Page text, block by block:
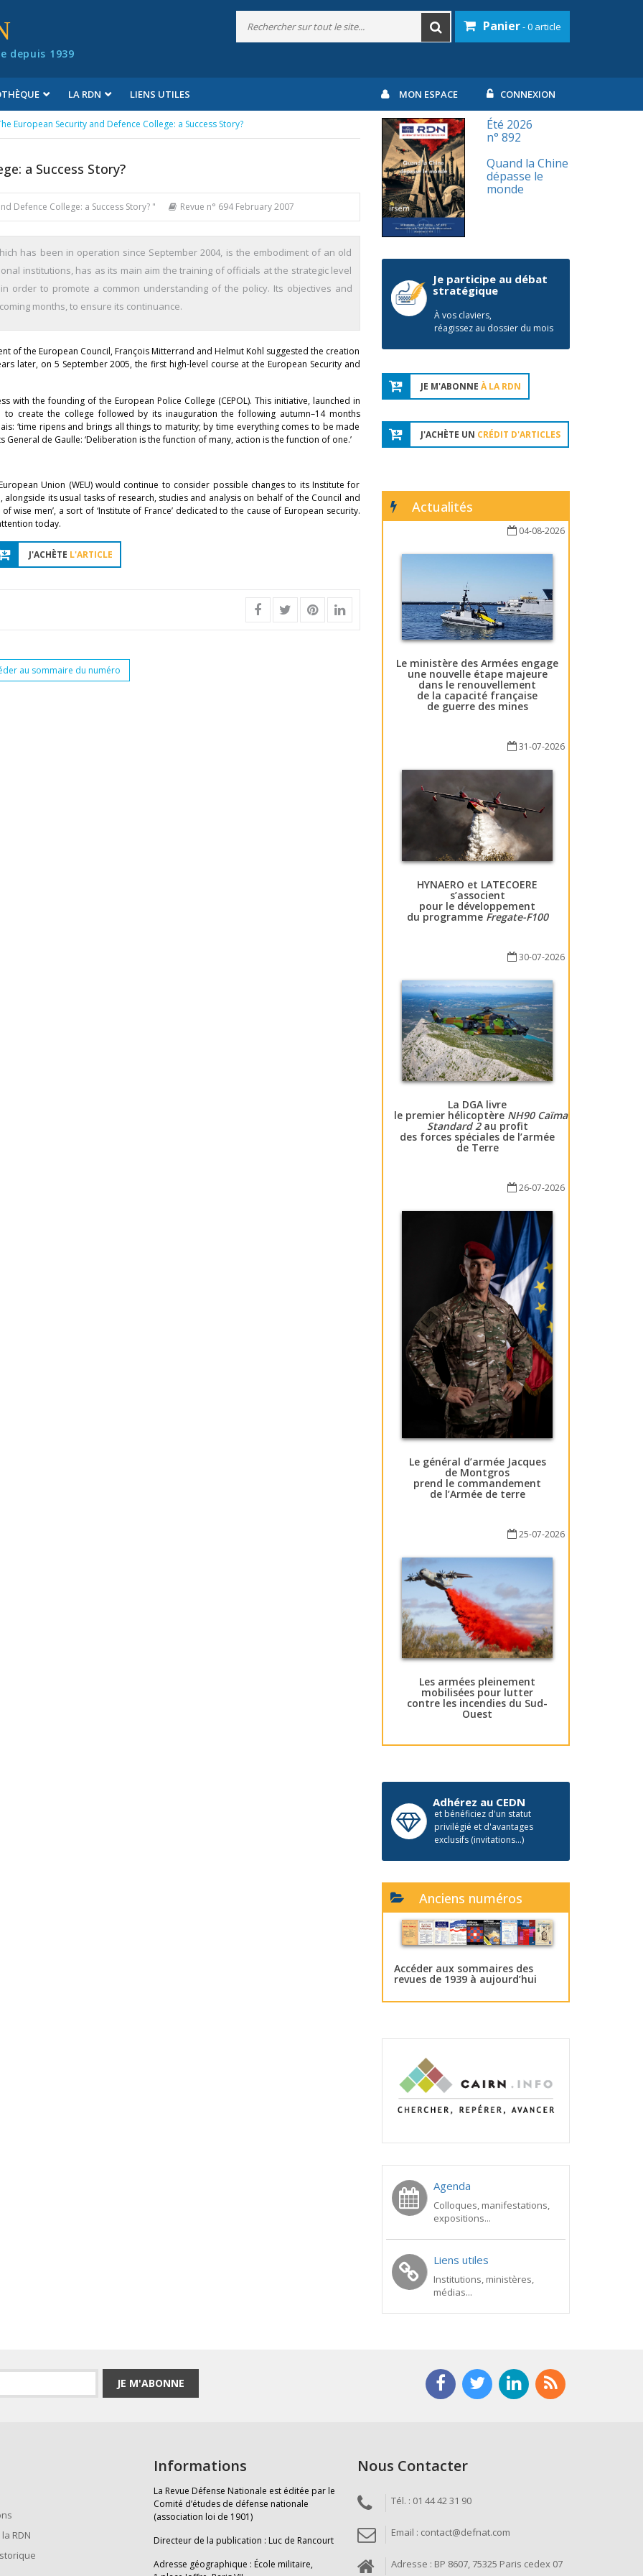
depuis 1939
Panier- 0 article
LA RDN LIENS UTILES MON ESPACE CONNEXION
European Security and Defence College: a Success Story?
a Success Story?
Defence College: a Success Story? " Revue n° 694 February 2007
has been in operation since September 2004, is the embodiment of an old
institutions, has as its main aim the training of officials at the strategic level
order to promote a common understanding of the policy. Its objectives and
months, to ensure its continuance.
of the European Council, François Mitterrand and Helmut Kohl suggested the creation
later, on 5 September 2005, the first high-level course at the European Security and
with the founding of the European Police College (CEPOL). This initiative, launched in
create the college followed by its inauguration the following autumn–14 months
‘time ripens and brings all things to maturity; by time everything comes to be made
de Gaulle: ‘Deliberation is the function of many, action is the function of one.’
Union (WEU) would continue to consider possible changes to its Institute for
its usual tasks of research, studies and analysis on behalf of the Council and
wise men’, a sort of ‘Institute of France’ dedicated to the cause of European security.
today.
J'ACHÈTE L'ARTICLE
au sommaire du numéro
Été 2026
n° 892
Quand la Chine
dépasse le
monde
Je participe au débat
stratégique
À vos claviers,
réagissez au dossier du mois
JE M'ABONNE À LA RDN
J'ACHÈTE UN CRÉDIT D'ARTICLES
Actualités
04-08-2026
Le ministère des Armées engage
une nouvelle étape majeure
dans le renouvellement
de la capacité française
de guerre des mines
31-07-2026
HYNAERO et LATECOERE
s’associent
pour le développement
du programme Fregate-F100
30-07-2026
La DGA livre
le premier hélicoptère NH90 Caïman
Standard 2au profit
des forces spéciales de l’armée
de Terre
26-07-2026
Le général d’armée Jacques
de Montgros
prend le commandement
de l’Armée de terre
25-07-2026
Les armées pleinement
mobilisées pour lutter
contre les incendies du Sud-
Ouest
Adhérez au CEDN
et bénéficiez d'un statut
privilégié et d'avantages
exclusifs (invitations...)
Anciens numéros
Accéder aux sommaires des
revues de 1939 à aujourd’hui
Agenda
Colloques, manifestations,
expositions...
Liens utiles
Institutions, ministères,
médias...
JE M'ABONNE
RDN
Informations
La Revue Défense Nationale est éditée par le
Comité d’études de défense nationale
(association loi de 1901)
Directeur de la publication : Luc de Rancourt
Adresse géographique : École militaire,
Nous Contacter
Tél. : 01 44 42 31 90
Email : contact@defnat.com
Adresse : BP 8607, 75325 Paris cedex 07